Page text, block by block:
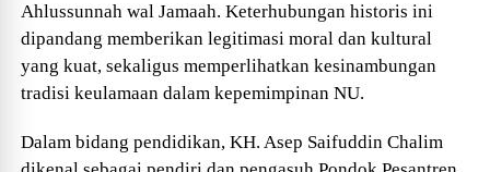
Ahlussunnah wal Jamaah. Keterhubungan historis ini
dipandang memberikan legitimasi moral dan kultural
yang kuat, sekaligus memperlihatkan kesinambungan
tradisi keulamaan dalam kepemimpinan NU.
Dalam bidang pendidikan, KH. Asep Saifuddin Chalim